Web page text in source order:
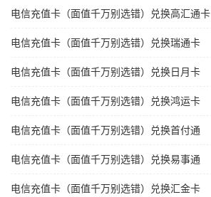
电信充值卡（面值千万别选错）兑换高汇通卡
电信充值卡（面值千万别选错）兑换瑞通卡
电信充值卡（面值千万别选错）兑换日月卡
电信充值卡（面值千万别选错）兑换鸿运卡
电信充值卡（面值千万别选错）兑换首付通
电信充值卡（面值千万别选错）兑换易事通
电信充值卡（面值千万别选错）兑换汇金卡